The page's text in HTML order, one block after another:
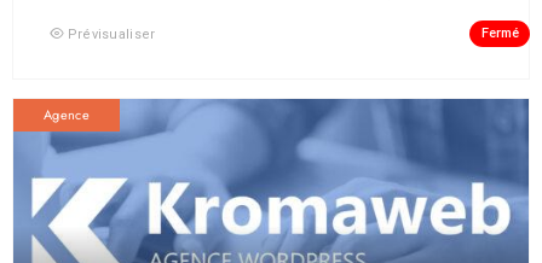
Prévisualiser Fermé
Agence